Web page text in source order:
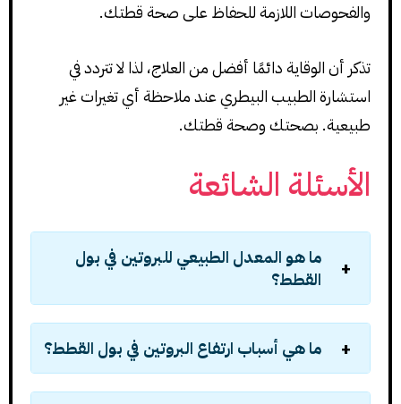
والفحوصات اللازمة للحفاظ على صحة قطتك.
تذكر أن الوقاية دائمًا أفضل من العلاج، لذا لا تتردد في
استشارة الطبيب البيطري عند ملاحظة أي تغيرات غير
طبيعية. بصحتك وصحة قطتك.
الأسئلة الشائعة
ما هو المعدل الطبيعي للبروتين في بول
القطط؟
ما هي أسباب ارتفاع البروتين في بول القطط؟